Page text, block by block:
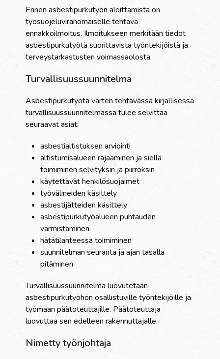
Ennen asbestipurkutyön aloittamista on
työsuojeluviranomaiselle tehtävä
ennakkoilmoitus. Ilmoitukseen merkitään tiedot
asbestipurkutyötä suorittavista työntekijöistä ja
terveystarkastusten voimassaolosta.
Turvallisuussuunnitelma
Asbestipurkutyötä varten tehtävässä kirjallisessa
turvallisuussuunnitelmassa tulee selvittää
seuraavat asiat:
asbestialtistuksen arviointi
altistumisalueen rajaaminen ja siellä
toimiminen selvityksin ja piirroksin
käytettävät henkilösuojaimet
työvälineiden käsittely
asbestijätteiden käsittely
asbestipurkutyöalueen puhtauden
varmistaminen
hätätilanteessa toimiminen
suunnitelman seuranta ja ajan tasalla
pitäminen
Turvallisuussuunnitelma luovutetaan
asbestipurkutyöhön osallistuville työntekijöille ja
työmaan päätoteuttajille. Päätoteuttaja
luovuttaa sen edelleen rakennuttajalle.
Nimetty työnjohtaja